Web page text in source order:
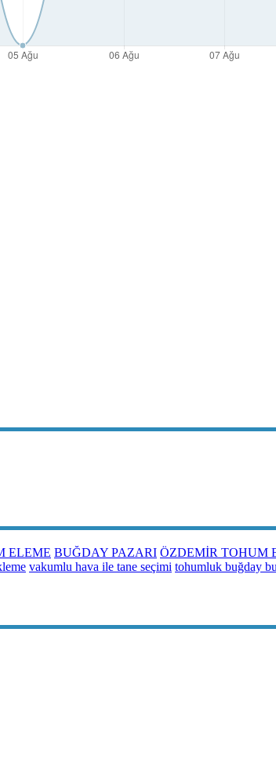
ELEME BUĞDAY PAZARI ÖZDEMİR TOHUM
vakumlu hava ile tane seçimi tohumluk buğday